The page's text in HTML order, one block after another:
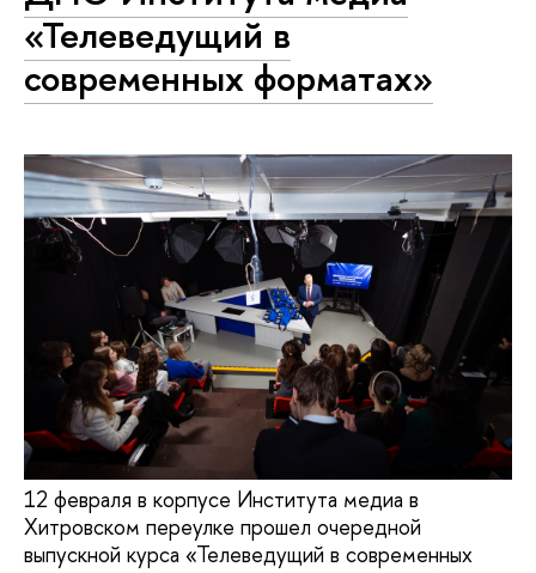
«Телеведущий в
современных форматах»
12 февраля в корпусе Института медиа в
Хитровском переулке прошел очередной
выпускной курса «Телеведущий в современных